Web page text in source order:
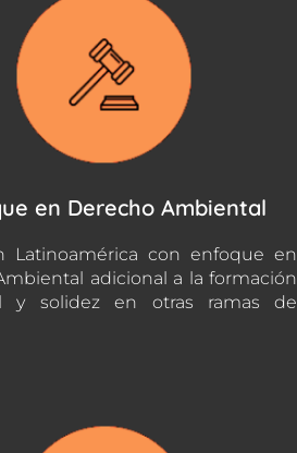
en Derecho Ambiental
Latinoamérica con enfoque en
adicional a la formación
y solidez en otras ramas de